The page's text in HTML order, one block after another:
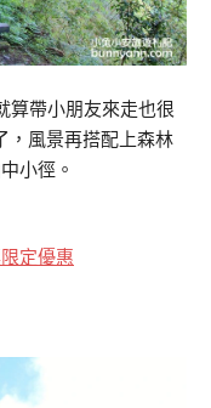
算帶小朋友來走也很
，風景再搭配上森林
小徑。
定優惠